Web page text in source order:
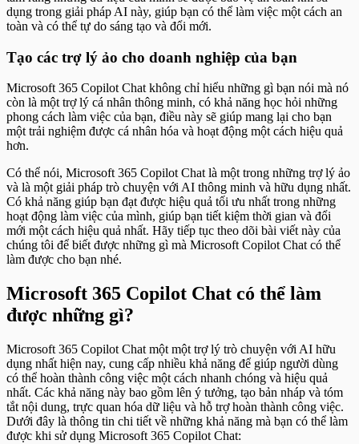
dụng trong giải pháp AI này, giúp bạn có thể làm việc một cách an
toàn và có thể tự do sáng tạo và đổi mới.
Tạo các trợ lý ảo cho doanh nghiệp của bạn
Microsoft 365 Copilot Chat không chỉ hiểu những gì bạn nói mà nó
còn là một trợ lý cá nhân thông minh, có khả năng học hỏi những
phong cách làm việc của bạn, điều này sẽ giúp mang lại cho bạn
một trải nghiệm được cá nhân hóa và hoạt động một cách hiệu quả
hơn.
Có thể nói, Microsoft 365 Copilot Chat là một trong những trợ lý ảo
và là một giải pháp trò chuyện với AI thông minh và hữu dụng nhất.
Có khả năng giúp bạn đạt được hiệu quả tối ưu nhất trong những
hoạt động làm việc của mình, giúp bạn tiết kiệm thời gian và đổi
mới một cách hiệu quả nhất. Hãy tiếp tục theo dõi bài viết này của
chúng tôi để biết được những gì mà Microsoft Copilot Chat có thể
làm được cho bạn nhé.
Microsoft 365 Copilot Chat có thể làm
được những gì?
Microsoft 365 Copilot Chat một một trợ lý trò chuyện với AI hữu
dụng nhất hiện nay, cung cấp nhiều khả năng để giúp người dùng
có thể hoàn thành công việc một cách nhanh chóng và hiệu quả
nhất. Các khả năng này bao gồm lên ý tưởng, tạo bản nháp và tóm
tắt nội dung, trực quan hóa dữ liệu và hỗ trợ hoàn thành công việc.
Dưới đây là thông tin chi tiết về những khả năng mà bạn có thể làm
được khi sử dụng Microsoft 365 Copilot Chat: